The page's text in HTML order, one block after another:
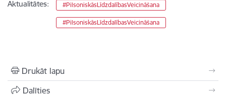
Aktualitātes: #PilsoniskāsLīdzdalībasVeicināšana
#PilsoniskāsLīdzdalībasVeicināšana
Drukāt lapu
Dalīties